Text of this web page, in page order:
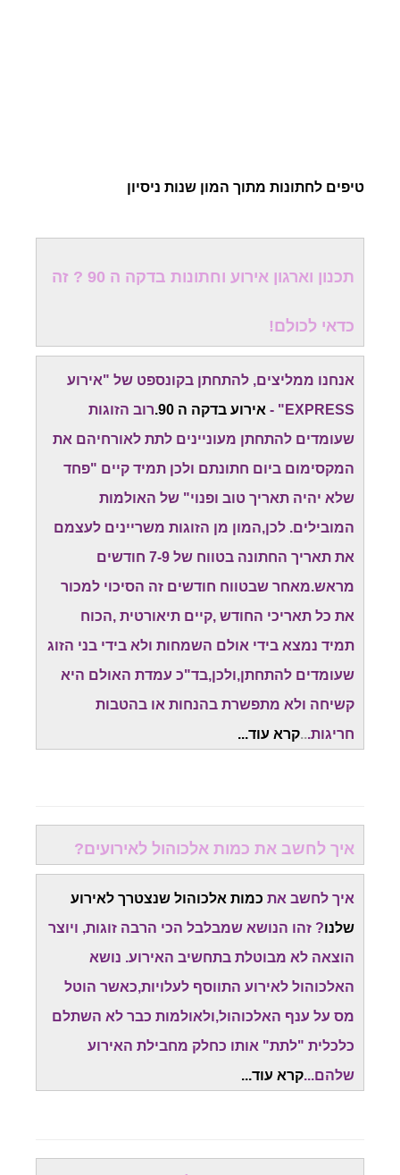
טיפים לחתונות מתוך המון שנות ניסיון
תכנון וארגון אירוע וחתונות בדקה ה 90 ? זה
כדאי לכולם!
אנחנו ממליצים, להתחתן בקונספט של "אירוע
EXPRESS" -
אירוע בדקה ה 90.
רוב הזוגות
שעומדים להתחתן מעוניינים לתת לאורחיהם את
המקסימום ביום חתונתם ולכן תמיד קיים "פחד
שלא יהיה תאריך טוב ופנוי" של האולמות
המובילים. לכן,המון מן הזוגות משריינים לעצמם
את תאריך החתונה בטווח של 7-9 חודשים
מראש.מאחר שבטווח חודשים זה הסיכוי למכור
את כל תאריכי החודש ,קיים תיאורטית ,הכוח
תמיד נמצא בידי אולם השמחות ולא בידי בני הזוג
שעומדים להתחתן,ולכן,בד"כ עמדת האולם היא
קשיחה ולא מתפשרת בהנחות או בהטבות
חריגות...קרא עוד...
איך לחשב את כמות אלכוהול לאירועים?
איך לחשב את כמות אלכוהול שנצטרך לאירוע
שלנו? זהו הנושא שמבלבל הכי הרבה זוגות, ויוצר
הוצאה לא מבוטלת בתחשיב האירוע. נושא
האלכוהול לאירוע התווסף לעלויות,כאשר הוטל
מס על ענף האלכוהול,ולאולמות כבר לא השתלם
כלכלית "לתת" אותו כחלק מחבילת האירוע
שלהם...קרא עוד...